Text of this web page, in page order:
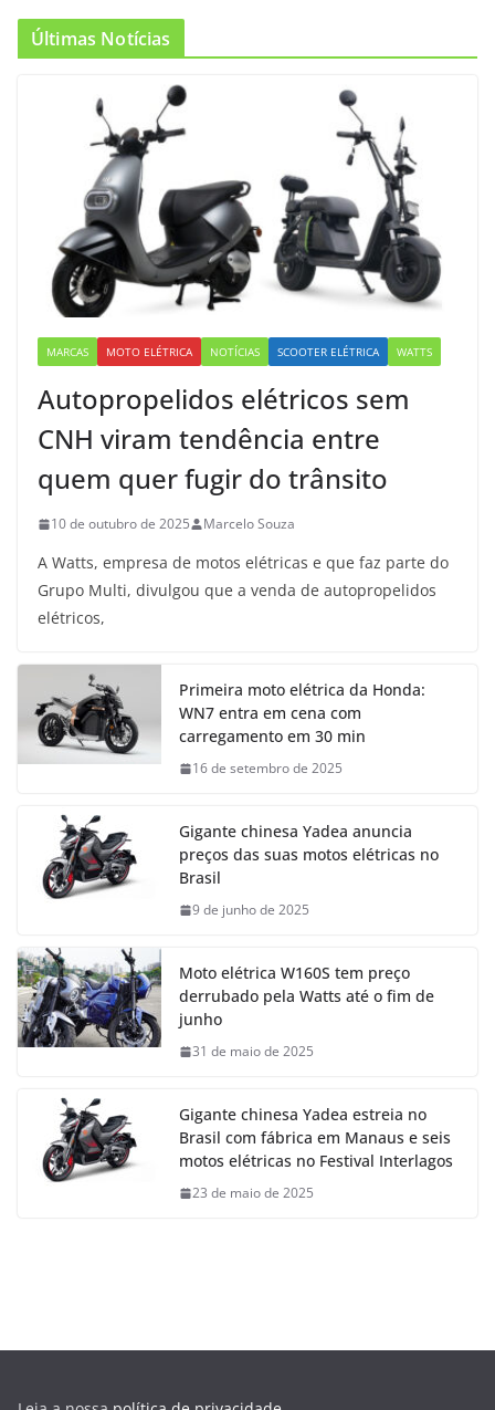
Últimas Notícias
MARCAS MOTO ELÉTRICA NOTÍCIAS SCOOTER ELÉTRICA WATTS
Autopropelidos elétricos sem
CNH viram tendência entre
quem quer fugir do trânsito
10 de outubro de 2025 Marcelo Souza
A Watts, empresa de motos elétricas e que faz parte do
Grupo Multi, divulgou que a venda de autopropelidos
elétricos,
Primeira moto elétrica da Honda:
WN7 entra em cena com
carregamento em 30 min
16 de setembro de 2025
Gigante chinesa Yadea anuncia
preços das suas motos elétricas no
Brasil
9 de junho de 2025
Moto elétrica W160S tem preço
derrubado pela Watts até o fim de
junho
31 de maio de 2025
Gigante chinesa Yadea estreia no
Brasil com fábrica em Manaus e seis
motos elétricas no Festival Interlagos
23 de maio de 2025